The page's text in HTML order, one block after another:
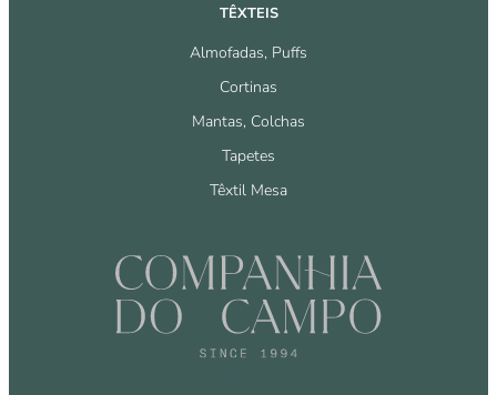
TÊXTEIS
Almofadas, Puffs
Cortinas
Mantas, Colchas
Tapetes
Têxtil Mesa